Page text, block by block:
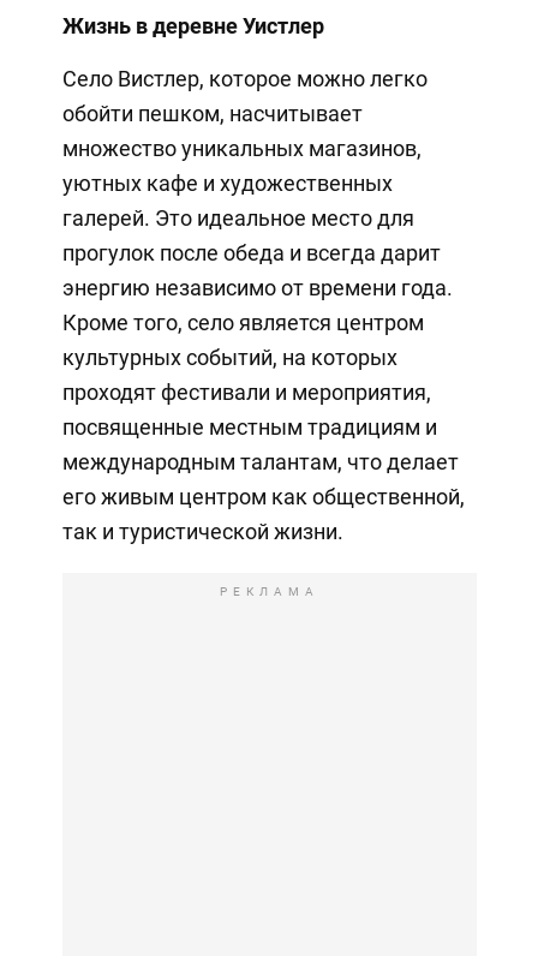
Жизнь в деревне Уистлер
Село Вистлер, которое можно легко
обойти пешком, насчитывает
множество уникальных магазинов,
уютных кафе и художественных
галерей. Это идеальное место для
прогулок после обеда и всегда дарит
энергию независимо от времени года.
Кроме того, село является центром
культурных событий, на которых
проходят фестивали и мероприятия,
посвященные местным традициям и
международным талантам, что делает
его живым центром как общественной,
так и туристической жизни.
РЕКЛАМА